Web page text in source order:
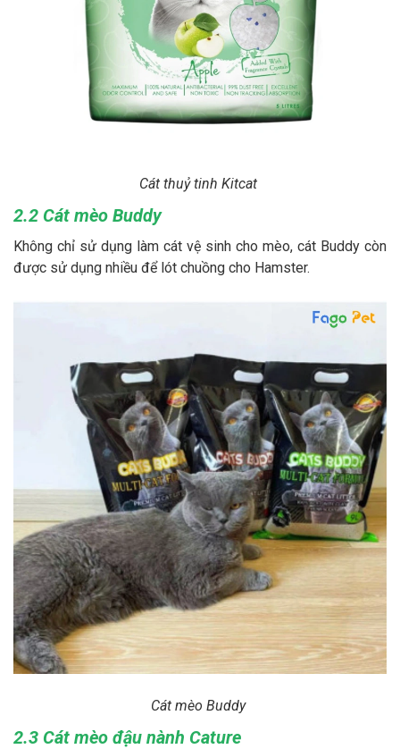
Cát thuỷ tinh Kitcat
2.2 Cát mèo Buddy
Không chỉ sử dụng làm cát vệ sinh cho mèo, cát Buddy còn
được sử dụng nhiều để lót chuồng cho Hamster.
Cát mèo Buddy
2.3 Cát mèo đậu nành Cature